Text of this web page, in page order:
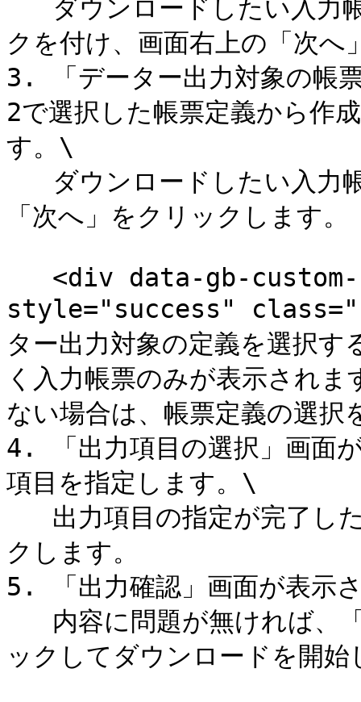
クを付け、画面右上の「次へ
3. 「データー出力対象の帳
2で選択した帳票定義から作
す。\
「次へ」をクリックします。
style="success"
ター出力対象の定義を選択す
く入力帳票のみが表示され
ない場合は、帳票定義の選
4. 「出力項目の選択」画面
項目を指定します。\
クします。
5. 「出力確認」画面が表示
ックしてダウンロードを開始